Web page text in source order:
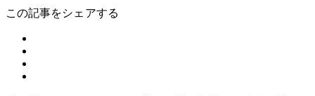
この記事をシェアする